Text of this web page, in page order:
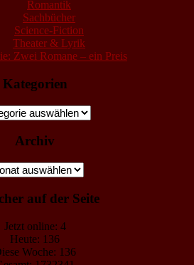
Romantik
Sachbücher
Science-Fiction
Theater & Lyrik
Zwei Romane – ein Preis
Kategorien
Archiv
auf der Seite
Jetzt online: 4
Heute: 136
Woche: 136